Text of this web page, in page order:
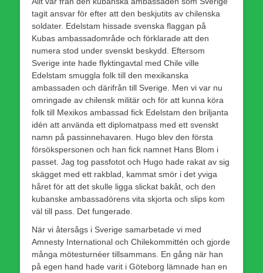
tagit ansvar för efter att den beskjutits av chilenska
soldater. Edelstam hissade svenska flaggan på
Kubas ambassadområde och förklarade att den
numera stod under svenskt beskydd. Eftersom
Sverige inte hade flyktingavtal med Chile ville
Edelstam smuggla folk till den mexikanska
ambassaden och därifrån till Sverige. Men vi var nu
omringade av chilensk militär och för att kunna köra
folk till Mexikos ambassad fick Edelstam den briljanta
idén att använda ett diplomatpass med ett svenskt
namn på passinnehavaren. Hugo blev den första
försökspersonen och han fick namnet Hans Blom i
passet. Jag tog passfotot och Hugo hade rakat av sig
skägget med ett rakblad, kammat smör i det yviga
håret för att det skulle ligga slickat bakåt, och den
kubanske ambassadörens vita skjorta och slips kom
väl till pass. Det fungerade.
När vi återsågs i Sverige samarbetade vi med
Amnesty International och Chilekommittén och gjorde
många mötesturnéer tillsammans. En gång när han
på egen hand hade varit i Göteborg lämnade han en